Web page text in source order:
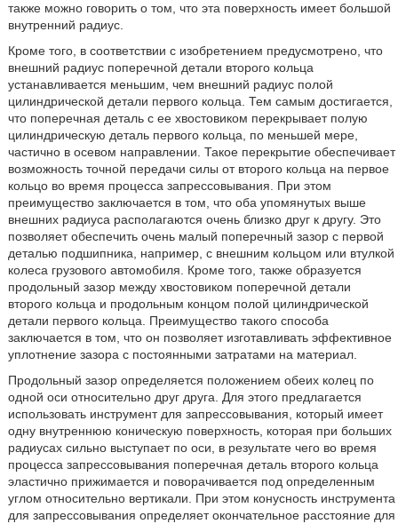
также можно говорить о том, что эта поверхность имеет большой
внутренний радиус.
Кроме того, в соответствии с изобретением предусмотрено, что
внешний радиус поперечной детали второго кольца
устанавливается меньшим, чем внешний радиус полой
цилиндрической детали первого кольца. Тем самым достигается,
что поперечная деталь с ее хвостовиком перекрывает полую
цилиндрическую деталь первого кольца, по меньшей мере,
частично в осевом направлении. Такое перекрытие обеспечивает
возможность точной передачи силы от второго кольца на первое
кольцо во время процесса запрессовывания. При этом
преимущество заключается в том, что оба упомянутых выше
внешних радиуса располагаются очень близко друг к другу. Это
позволяет обеспечить очень малый поперечный зазор с первой
деталью подшипника, например, с внешним кольцом или втулкой
колеса грузового автомобиля. Кроме того, также образуется
продольный зазор между хвостовиком поперечной детали
второго кольца и продольным концом полой цилиндрической
детали первого кольца. Преимущество такого способа
заключается в том, что он позволяет изготавливать эффективное
уплотнение зазора с постоянными затратами на материал.
Продольный зазор определяется положением обеих колец по
одной оси относительно друг друга. Для этого предлагается
использовать инструмент для запрессовывания, который имеет
одну внутреннюю коническую поверхность, которая при больших
радиусах сильно выступает по оси, в результате чего во время
процесса запрессовывания поперечная деталь второго кольца
эластично прижимается и поворачивается под определенным
углом относительно вертикали. При этом конусность инструмента
для запрессовывания определяет окончательное расстояние для